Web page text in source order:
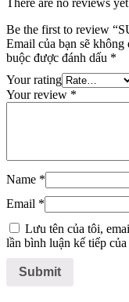
Be the first to review
Email của bạn sẽ
buộc được đánh dấu *
Your rating
Your review *
Name *
Email *
Lưu tên của tôi,
lần bình luận kế tiếp của